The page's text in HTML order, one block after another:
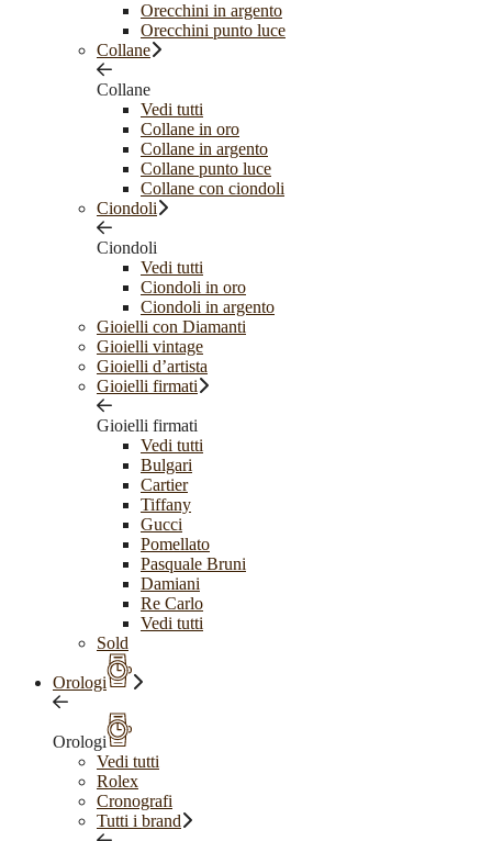
Orecchini in argento
Orecchini punto luce
Collane
Collane
Vedi tutti
Collane in oro
Collane in argento
Collane punto luce
Collane con ciondoli
Ciondoli
Ciondoli
Vedi tutti
Ciondoli in oro
Ciondoli in argento
Gioielli con Diamanti
Gioielli vintage
Gioielli d’artista
Gioielli firmati
Gioielli firmati
Vedi tutti
Bulgari
Cartier
Tiffany
Gucci
Pomellato
Pasquale Bruni
Damiani
Re Carlo
Vedi tutti
Sold
Orologi
Orologi
Vedi tutti
Rolex
Cronografi
Tutti i brand